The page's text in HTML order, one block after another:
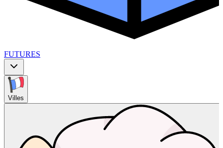
FUTURES
Villes